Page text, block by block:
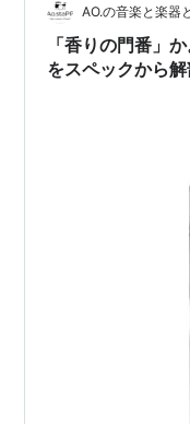
でポーチでも作った
のための”モフサン
AO.の音楽と楽器
「香りの門番」
をスペックから解